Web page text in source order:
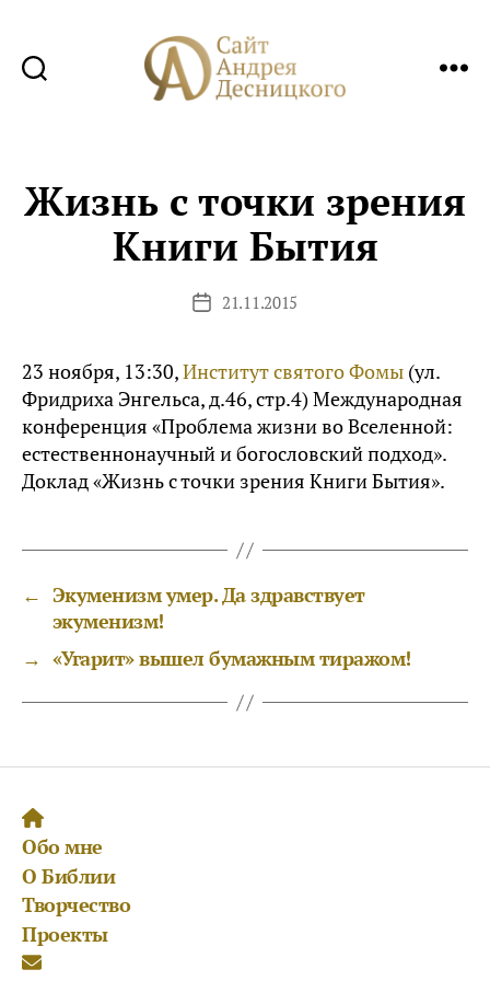
Жизнь с точки зрения
Книги Бытия
Дата21.11.2015
23 ноября, 13:30,Институт святого Фомы (ул.
Фридриха Энгельса, д.46, стр.4) Международная
конференция «Проблема жизни во Вселенной:
естественнонаучный и богословский подход».
Доклад «Жизнь с точки зрения Книги Бытия».
← Экуменизм умер. Да здравствует
экуменизм!
→ «Угарит» вышел бумажным тиражом!
Обо мне
О Библии
Творчество
Проекты